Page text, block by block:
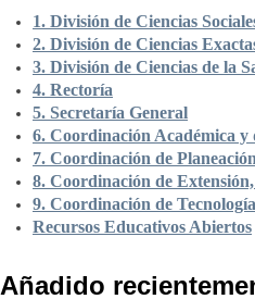
1. División de Ciencias
2. División de Ciencias
3. División de Ciencias de la
4. Rectoría
5. Secretaría General
6. Coordinación Académica y
7. Coordinación de
8. Coordinación de
9. Coordinación de
Recursos Educativos Abiertos
Añadido